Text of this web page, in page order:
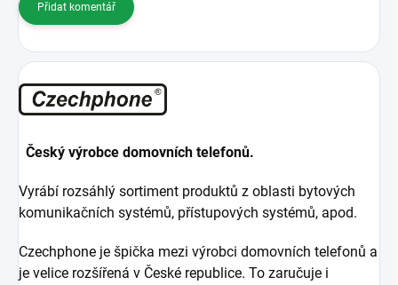
Přidat komentář
Český výrobce domovních telefonů.
Vyrábí rozsáhlý sortiment produktů z oblasti bytových
komunikačních systémů, přístupových systémů, apod.
Czechphone je špička mezi výrobci domovních telefonů a
je velice rozšířená v České republice. To zaručuje i